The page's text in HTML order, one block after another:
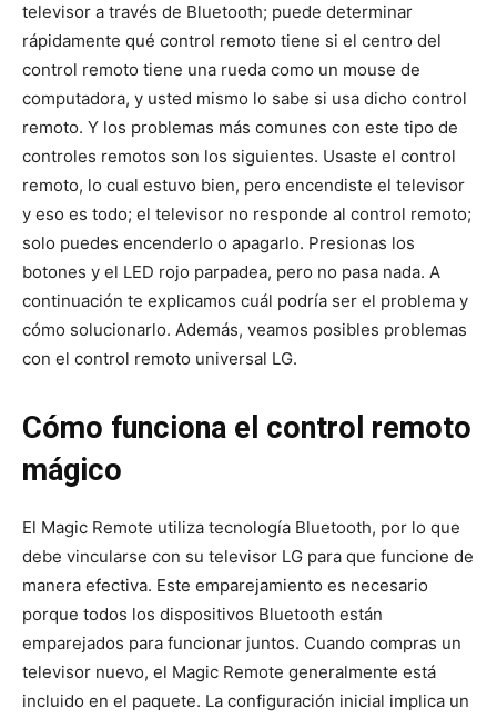
televisor a través de Bluetooth; puede determinar
rápidamente qué control remoto tiene si el centro del
control remoto tiene una rueda como un mouse de
computadora, y usted mismo lo sabe si usa dicho control
remoto. Y los problemas más comunes con este tipo de
controles remotos son los siguientes. Usaste el control
remoto, lo cual estuvo bien, pero encendiste el televisor
y eso es todo; el televisor no responde al control remoto;
solo puedes encenderlo o apagarlo. Presionas los
botones y el LED rojo parpadea, pero no pasa nada. A
continuación te explicamos cuál podría ser el problema y
cómo solucionarlo. Además, veamos posibles problemas
con el control remoto universal LG.
Cómo funciona el control remoto
mágico
El Magic Remote utiliza tecnología Bluetooth, por lo que
debe vincularse con su televisor LG para que funcione de
manera efectiva. Este emparejamiento es necesario
porque todos los dispositivos Bluetooth están
emparejados para funcionar juntos. Cuando compras un
televisor nuevo, el Magic Remote generalmente está
incluido en el paquete. La configuración inicial implica un